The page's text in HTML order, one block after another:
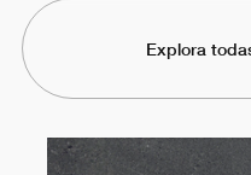
Explora